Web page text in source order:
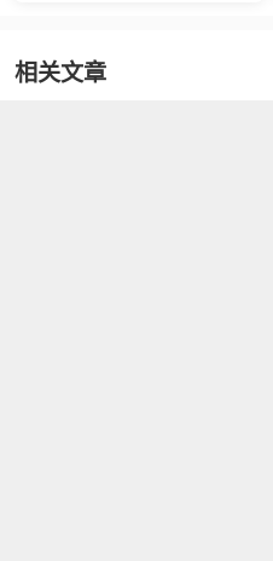
相关文章